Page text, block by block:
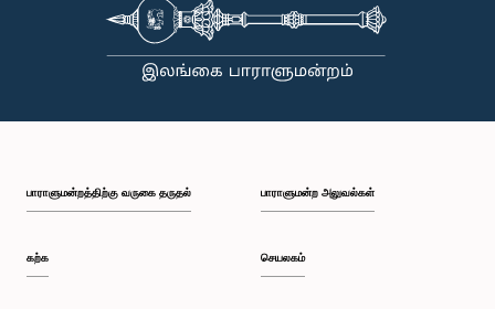
பாராளுமன்றத்திற்கு வருகை தருதல்
கற்க
பாராளுமன்ற அலுவல்கள்
செயலகம்